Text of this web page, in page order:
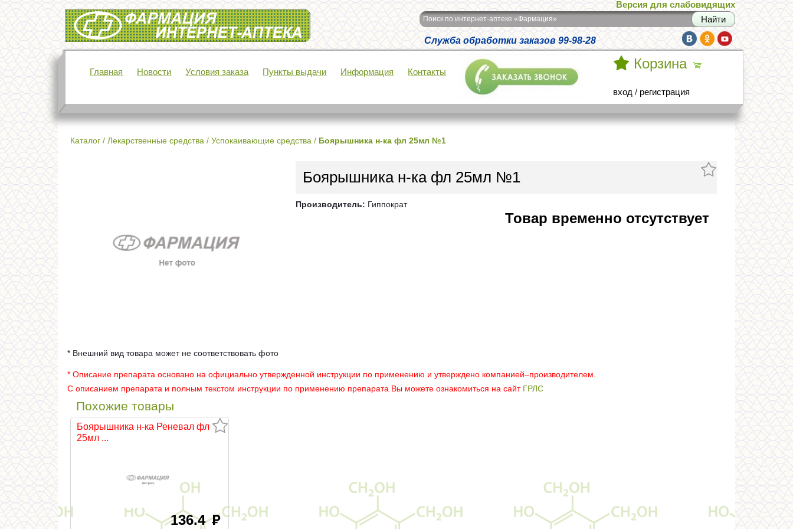
Интернет-аптека Фармация
Версия для слабовидящих
Поиск по интернет-аптеке «Фармация»
Служба обработки заказов 99-98-28
Главная Новости Условия заказа Пункты выдачи Информация Контакты
Корзина
вход / регистрация
Каталог / Лекарственные средства / Успокаивающие средства / Боярышника н-ка фл 25мл №1
Боярышника н-ка фл 25мл №1
Производитель: Гиппократ
Товар временно отсутствует
* Внешний вид товара может не соответствовать фото
* Описание препарата основано на официально утвержденной инструкции по применению и утверждено компанией–производителем.
С описанием препарата и полным текстом инструкции по применению препарата Вы можете ознакомиться на сайт ГРЛС
Похожие товары
Боярышника н-ка Реневал фл
25мл ...
136.4руб